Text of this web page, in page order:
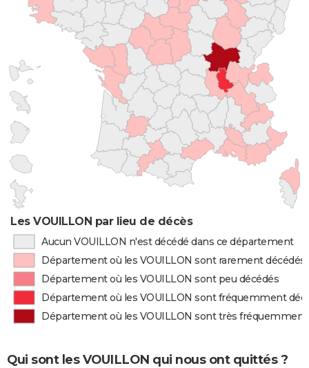
Les VOUILLON par lieu de décès
Aucun VOUILLON n'est décédé dans ce département
Département où les VOUILLON sont rarement décédés
Département où les VOUILLON sont peu décédés
Département où les VOUILLON sont fréquemment
Département où les VOUILLON sont très fréquemment
Qui sont les VOUILLON qui nous ont quittés ?